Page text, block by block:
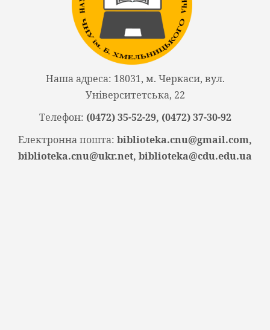
Наша адреса: 18031, м. Черкаси, вул.
Університетська, 22
Телефон: (0472) 35-52-29, (0472) 37-30-92
Електронна пошта: biblioteka.cnu@gmail.com,
biblioteka.cnu@ukr.net, biblioteka@cdu.edu.ua